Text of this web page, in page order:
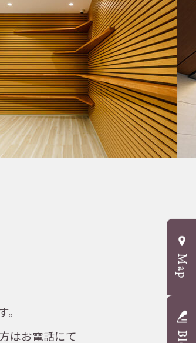
はお電話にて